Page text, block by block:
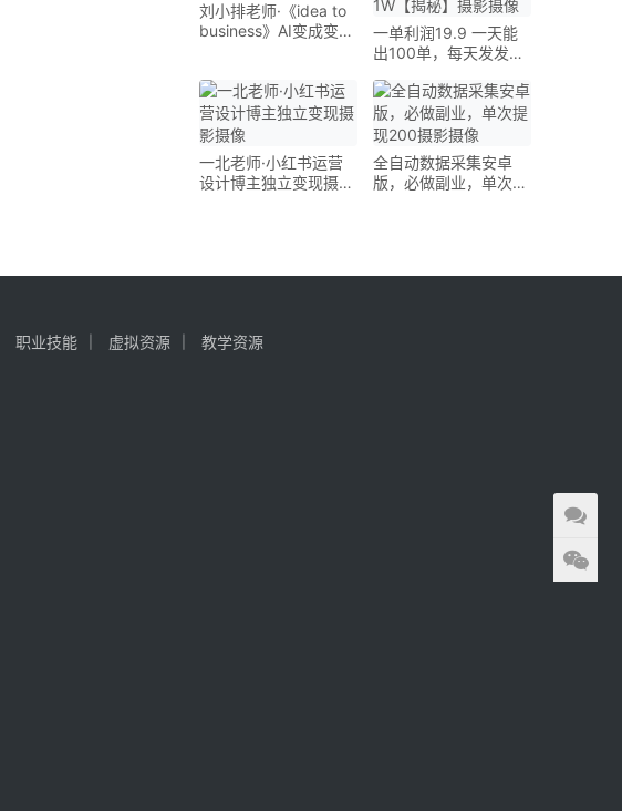
刘小排老师·《idea to
business》AI变成变现
一单利润19.9 一天能
出100单，每天发发图
1W【揭秘】摄影摄像
一北老师·小红书运营
设计博主独立变现摄影
全自动数据采集安卓
版，必做副业，单次提
职业技能 虚拟资源
教学资源